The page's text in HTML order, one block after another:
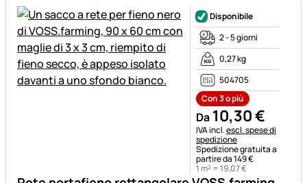
Disponibile
2 - 5 giorni
0,27 kg
504705
Con 3 o più
Da 10,30€
Informazioni fiscali:
IVA incl.escl. spese di
spedizione
Spedizione gratuita a
partire da 149 €
1 m² =19,07€